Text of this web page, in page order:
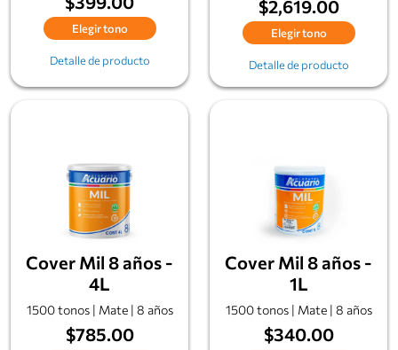
Elegir tono
Detalle de producto
$2,619.00
Elegir tono
Detalle de producto
Cover Mil 8 años -
4L
1500 tonos | Mate | 8 años
$785.00
Cover Mil 8 años -
1L
1500 tonos | Mate | 8 años
$340.00